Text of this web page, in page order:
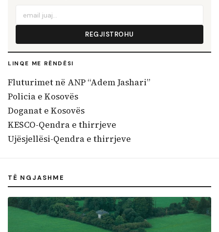
REGJISTROHU
LINQE ME RËNDËSI
Fluturimet në ANP “Adem Jashari”
Policia e Kosovës
Doganat e Kosovës
KESCO-Qendra e thirrjeve
Ujësjellësi-Qendra e thirrjeve
TË NGJASHME